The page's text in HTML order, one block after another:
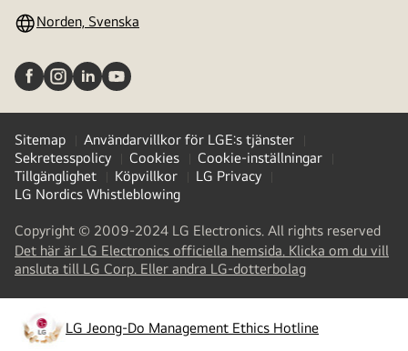
Norden, Svenska
Sitemap
Användarvillkor för LGE:s tjänster
Sekretesspolicy
Cookies
Cookie-inställningar
Tillgänglighet
Köpvillkor
LG Privacy
LG Nordics Whistleblowing
Copyright © 2009-2024 LG Electronics. All rights reserved
Det här är LG Electronics officiella hemsida. Klicka om du vill
ansluta till LG Corp. Eller andra LG-dotterbolag(
a
new
tab
LG Jeong-Do Management Ethics Hotline
opens